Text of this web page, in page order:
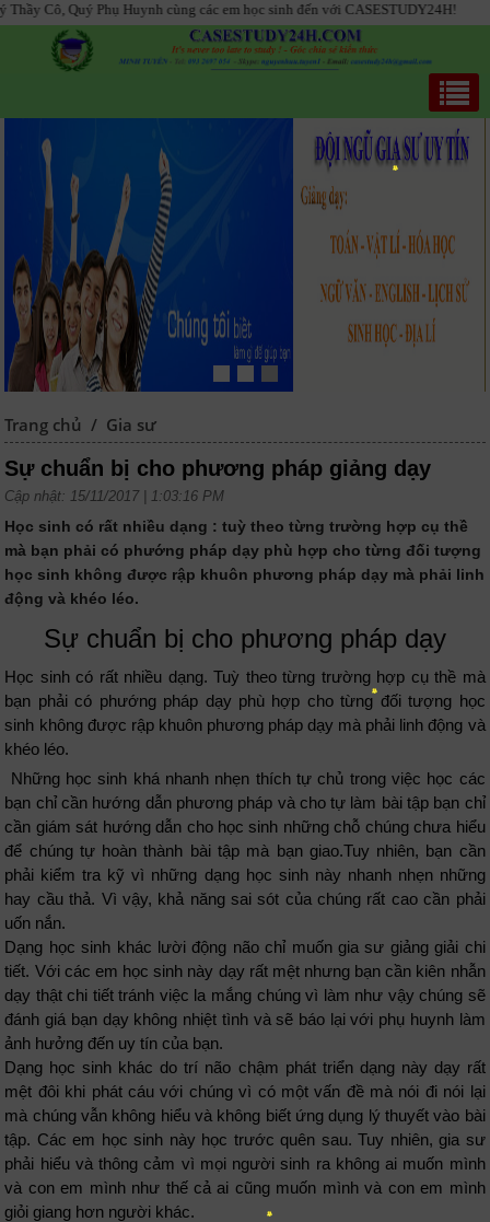
Cô, Quý Phụ Huynh cùng các em học sinh đến với CASESTUDY24H!
Trang chủ / Gia sư
Sự chuẩn bị cho phương pháp giảng dạy
Cập nhật: 15/11/2017 | 1:03:16 PM
Học sinh có rất nhiều dạng : tuỳ theo từng trường hợp cụ thề
mà bạn phải có phướng pháp dạy phù hợp cho từng đối tượng
học sinh không được rập khuôn phương pháp dạy mà phải linh
động và khéo léo.
Sự chuẩn bị cho phương pháp dạy
Học sinh có rất nhiều dạng. Tuỳ theo từng trường hợp cụ thề mà
bạn phải có phướng pháp dạy phù hợp cho từng đối tượng học
sinh không được rập khuôn phương pháp dạy mà phải linh động và
khéo léo.
Những học sinh khá nhanh nhẹn thích tự chủ trong việc học các
bạn chỉ cần hướng dẫn phương pháp và cho tự làm bài tập bạn chỉ
cần giám sát hướng dẫn cho học sinh những chỗ chúng chưa hiểu
để chúng tự hoàn thành bài tập mà bạn giao.Tuy nhiên, bạn cần
phải kiểm tra kỹ vì những dạng học sinh này nhanh nhẹn những
hay cầu thả. Vì vậy, khả năng sai sót của chúng rất cao cần phải
uốn nắn.
Dạng học sinh khác lười động não chỉ muốn gia sư giảng giải chi
tiết. Với các em học sinh này dạy rất mệt nhưng bạn cần kiên nhẫn
dạy thật chi tiết tránh việc la mắng chúng vì làm như vậy chúng sẽ
đánh giá bạn dạy không nhiệt tình và sẽ báo lại với phụ huynh làm
ảnh hưởng đến uy tín của bạn.
Dạng học sinh khác do trí não chậm phát triển dạng này dạy rất
mệt đôi khi phát cáu với chúng vì có một vấn đề mà nói đi nói lại
mà chúng vẫn không hiểu và không biết ứng dụng lý thuyết vào bài
tập. Các em học sinh này học trước quên sau. Tuy nhiên, gia sư
phải hiểu và thông cảm vì mọi người sinh ra không ai muốn mình
và con em mình như thế cả ai cũng muốn mình và con em mình
giỏi giang hơn người khác.